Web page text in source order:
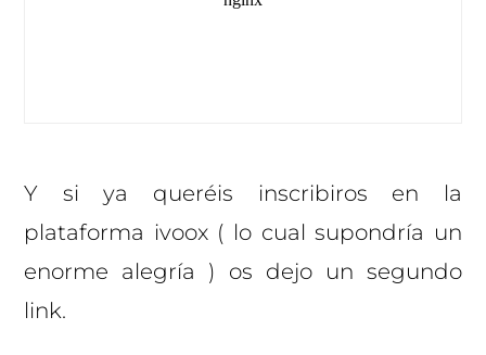
Y si ya queréis inscribiros en la
plataforma ivoox ( lo cual supondría un
enorme alegría ) os dejo un segundo
link.